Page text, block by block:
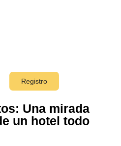
Registro
Una mirada
un hotel todo